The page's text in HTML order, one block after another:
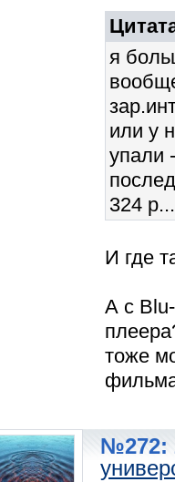
я
или у
упали -
324 р...
И где
А с
тоже
№272: